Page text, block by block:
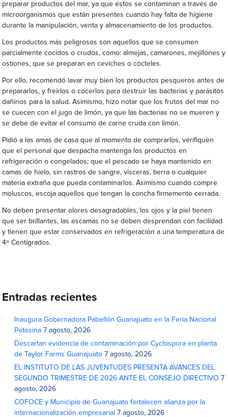
preparar productos del mar, ya que éstos se contaminan a través de
microorganismos que están presentes cuando hay falta de higiene
durante la manipulación, venta y almacenamiento de los productos.
Los productos más peligrosos son aquellos que se consumen
parcialmente cocidos o crudos, como: almejas, camarones, mejillones y
ostiones, que se preparan en ceviches o cócteles.
Por ello, recomendó lavar muy bien los productos pesqueros antes de
prepararlos, y freírlos o cocerlos para destruir las bacterias y parásitos
dañinos para la salud. Asimismo, hizo notar que los frutos del mar no
se cuecen con el jugo de limón, ya que las bacterias no se mueren y
se debe de evitar el consumo de carne cruda con limón.
Pidió a las amas de casa que al momento de comprarlos, verifiquen
que el personal que despacha mantenga los productos en
refrigeración o congelados; que el pescado se haya mantenido en
camas de hielo, sin rastros de sangre, vísceras, tierra o cualquier
materia extraña que pueda contaminarlos. Asimismo cuando compre
moluscos, escoja aquellos que tengan la concha firmemente cerrada.
No deben presentar olores desagradables, los ojos y la piel tienen
que ser brillantes, las escamas no se deben desprendan con facilidad
y tienen que estar conservados en refrigeración a una temperatura de
4º Centígrados.
Entradas recientes
Inaugura Gobernadora Pabellón Guanajuato en la Feria Nacional
Potosina 7 agosto, 2026
Descartan evidencia de contaminación por Cyclospora en planta
de Taylor Farms Guanajuato 7 agosto, 2026
EL INSTITUTO DE LAS JUVENTUDES PRESENTA AVANCES DEL
SEGUNDO TRIMESTRE DE 2026 ANTE EL CONSEJO DIRECTIVO 7
agosto, 2026
COFOCE y Municipio de Guanajuato fortalecen alianza por la
internacionalización empresarial 7 agosto, 2026